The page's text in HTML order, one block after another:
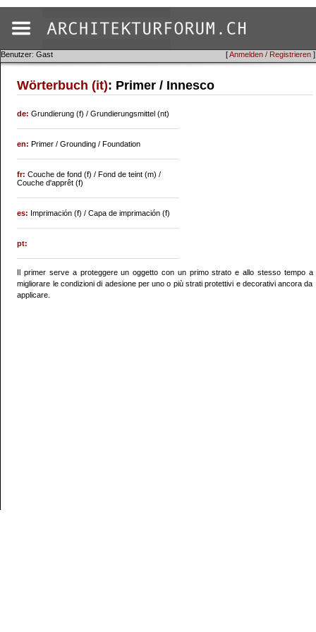
[Anmelden / Registrieren ]
Benutzer: Gast
Wörterbuch (it): Primer / Innesco
de:Grundierung (f) / Grundierungsmittel (nt)
en:Primer / Grounding / Foundation
fr:Couche de fond (f) / Fond de teint (m) /
Couche d'apprêt (f)
es: Imprimación (f) / Capa de imprimación (f)
pt:
Il primer serve a proteggere un oggetto con un primo strato e allo stesso tempo a
migliorare le condizioni di adesione per uno o più strati protettivi e decorativi ancora da
applicare.